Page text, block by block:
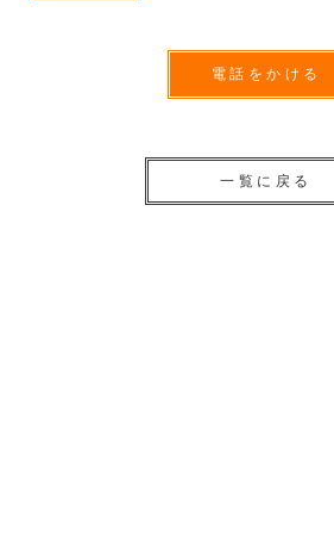
電話をかける
一覧に戻る